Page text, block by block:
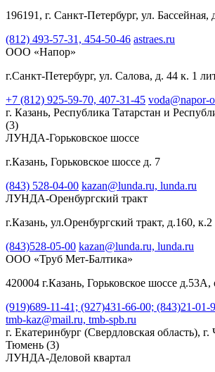
196191, г. Санкт-Петербург, ул. Бассейная,
(812) 493-57-31, 454-50-46 astraes.ru
ООО «Напор»
г.Санкт-Петербург, ул. Салова, д. 44 к. 1
+7 (812) 925-59-70, 407-31-45 voda@napor-
г. Казань, Республика Татарстан и
(3)
ЛУНДА-Горьковское шоссе
г.Казань, Горьковское шоссе д. 7
(843) 528-04-00 kazan@lunda.ru, lunda.ru
ЛУНДА-Оренбургский тракт
г.Казань, ул.Оренбургский тракт, д.160, к.2
(843)528-05-00 kazan@lunda.ru, lunda.ru
ООО «Труб Мет-Балтика»
420004 г.Казань, Горьковское шоссе
(919)689-11-41; (927)431-66-00; (843)21-01-
tmb-kaz@mail.ru, tmb-spb.ru
г. Екатеринбург (Свердловская область), г.
Тюмень (3)
ЛУНДА-Деловой квартал